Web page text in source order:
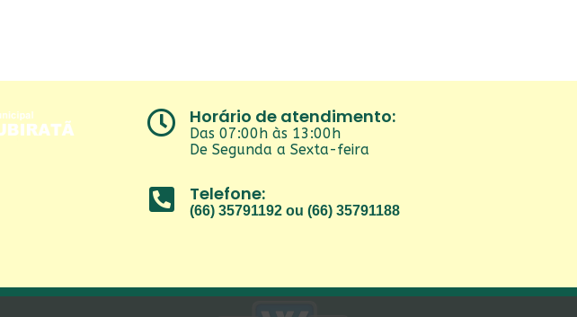
Horário de atendimento:
Das 07:00h às 13:00h
De Segunda a Sexta-feira
Telefone:
(66) 35791192 ou (66) 35791188